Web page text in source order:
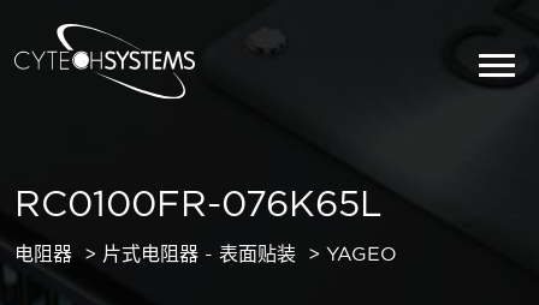
RC0100FR-076K65L
电阻器 片式电阻器 - 表面贴装 YAGEO